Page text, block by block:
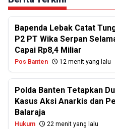
Bapenda Lebak Catat
P2 PT Wika Serpan
Capai Rp8,4 Miliar
Pos Banten 12 menit yang lalu
Polda Banten Tetapkan
Kasus Aksi Anarkis dan
Balaraja
Hukum 22 menit yang lalu